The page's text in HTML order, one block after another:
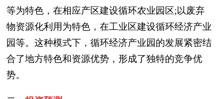
等为特色，在相应产区建设循环农业园区;以废弃
物资源化利用为特色，在工业区建设循环经济产业
园等。这种模式下，循环经济产业园的发展紧密结
合了地方特色和资源优势，形成了独特的竞争优
势。